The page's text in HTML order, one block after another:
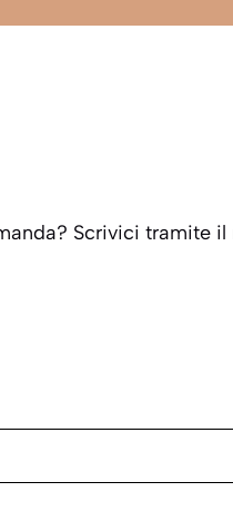
Scrivici tramite